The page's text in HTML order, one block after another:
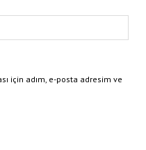
için adım, e-posta adresim ve